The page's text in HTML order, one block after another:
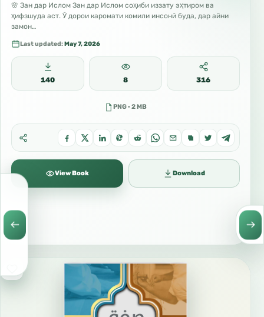
🌸 Зан дар Ислом Зан дар Ислом соҳиби иззату эҳтиром ва
ҳифзшуда аст. Ӯ дорои каромати комили инсонӣ буда, дар айни
замон…
Last updated:May 7, 2026
140 8 316
PNG · 2 MB
View Book Download